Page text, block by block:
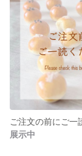
ご注文の前にご一
展示中